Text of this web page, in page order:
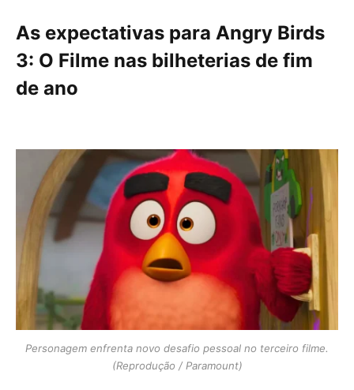
As expectativas para Angry Birds
3: O Filme nas bilheterias de fim
de ano
Personagem enfrenta novo desafio pessoal no terceiro filme.
(Reprodução / Paramount)